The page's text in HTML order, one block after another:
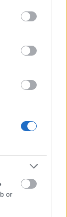
may click to
tags to
Google
or
άλλων